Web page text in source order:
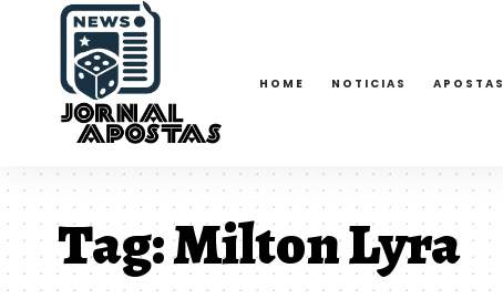
HOME NOTICIAS APOSTAS
Tag:Milton Lyra